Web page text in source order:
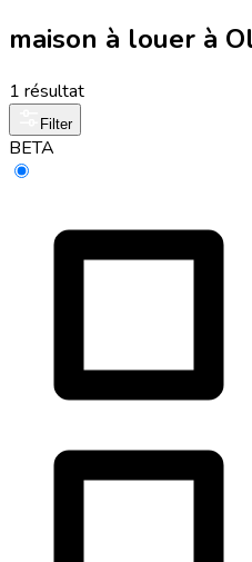
maison à louer à
1 résultat
Filter
BETA